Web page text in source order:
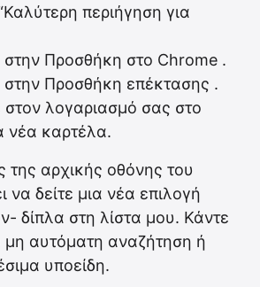
περιήγηση για
στην Προσθήκη στο Chrome .
στην Προσθήκη επέκτασης .
στον λογαριασμό σας στο
νέα καρτέλα.
της αρχικής οθόνης του
να δείτε μια νέα επιλογή
δίπλα στη λίστα μου. Κάντε
μη αυτόματη αναζήτηση ή
υποείδη.